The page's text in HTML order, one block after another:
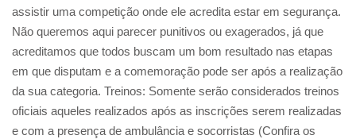
assistir uma competição onde ele acredita estar em segurança.
Não queremos aqui parecer punitivos ou exagerados, já que
acreditamos que todos buscam um bom resultado nas etapas
em que disputam e a comemoração pode ser após a realização
da sua categoria. Treinos: Somente serão considerados treinos
oficiais aqueles realizados após as inscrições serem realizadas
e com a presença de ambulância e socorristas (Confira os